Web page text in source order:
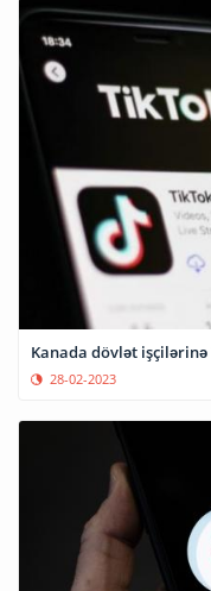
Kanada dövlət
28-02-2023